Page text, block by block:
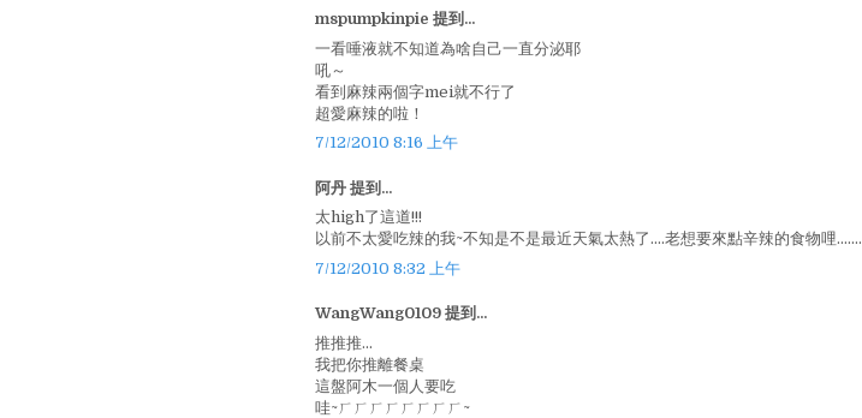
mspumpkinpie 提到...
一看唾液就不知道為啥自己一直分泌耶
吼～
看到麻辣兩個字mei就不行了
超愛麻辣的啦！
7/12/2010 8:16 上午
阿丹 提到...
太high了這道!!!
以前不太愛吃辣的我~不知是不是最近天氣太熱了....老想要來點辛辣的食物哩.......
7/12/2010 8:32 上午
WangWang0109 提到...
推推推...
我把你推離餐桌
這盤阿木一個人要吃
哇~ㄏㄏㄏㄏㄏㄏㄏㄏ~